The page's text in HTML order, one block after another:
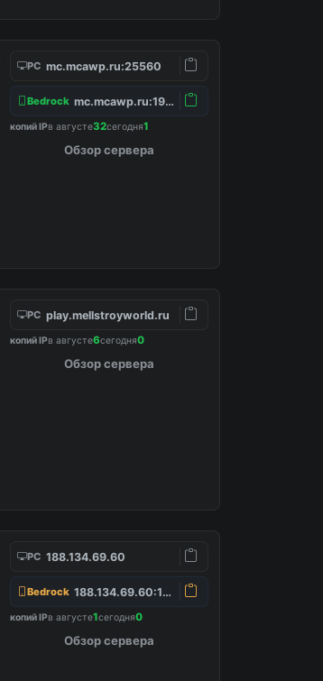
PC mc.mcawp.ru:25560
Bedrock mc.mcawp.ru:19132
копий IPв августе32сегодня1
Обзор сервера
PC play.mellstroyworld.ru
копий IPв августе6сегодня0
Обзор сервера
PC 188.134.69.60
Bedrock 188.134.69.60:19132
копий IPв августе1сегодня0
Обзор сервера